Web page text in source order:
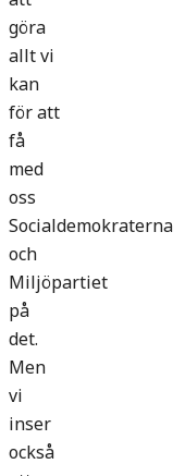
göra
allt vi
kan
för att
få
med
oss
Socialdemokraterna
och
Miljöpartiet
på
det.
Men
vi
inser
också